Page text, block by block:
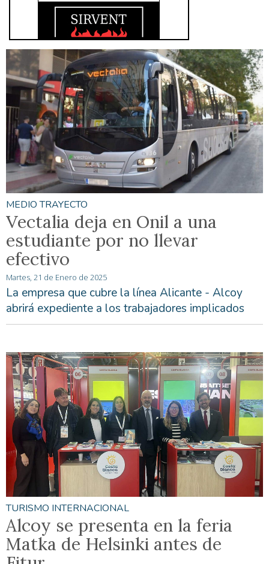
MEDIO TRAYECTO
Vectalia deja en Onil a una
estudiante por no llevar
efectivo
Martes, 21 de Enero de 2025
La empresa que cubre la línea Alicante - Alcoy
abrirá expediente a los trabajadores implicados
TURISMO INTERNACIONAL
Alcoy se presenta en la feria
Matka de Helsinki antes de